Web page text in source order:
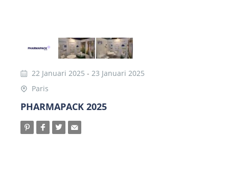
22 Januari 2025 - 23 Januari 2025
Paris
PHARMAPACK 2025